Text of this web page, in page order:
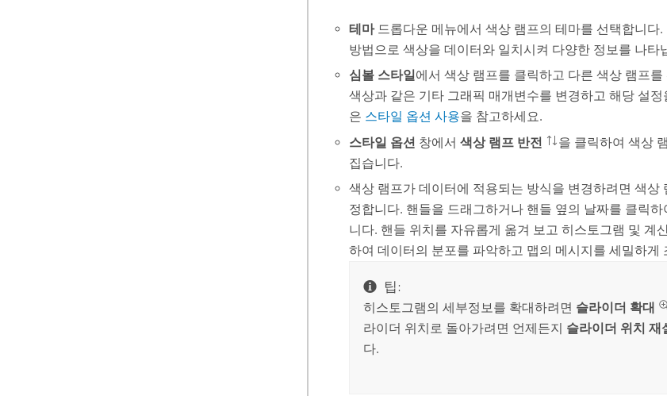
테마드롭다운 메뉴에서 색상 램프의 테마를 선택합니다.
방법으로 색상을 데이터와 일치시켜 다양한 정보를 나타
심볼 스타일에서 색상 램프를 클릭하고 다른 색상 램프
색상과 같은 기타 그래픽 매개변수를 변경하고 해당 설
은 스타일 옵션 사용을 참고하세요.
스타일 옵션 창에서 색상 램프 반전
을 클릭하여 색상
집습니다.
색상 램프가 데이터에 적용되는 방식을 변경하려면 색상
정합니다. 핸들을 드래그하거나 핸들 옆의 날짜를 클릭
니다. 핸들 위치를 자유롭게 옮겨 보고 히스토그램 및 계
하여 데이터의 분포를 파악하고 맵의 메시지를 세밀하게
팁:
히스토그램의 세부정보를 확대하려면 슬라이더 확대
라이더 위치로 돌아가려면 언제든지 슬라이더 위치 재
다.